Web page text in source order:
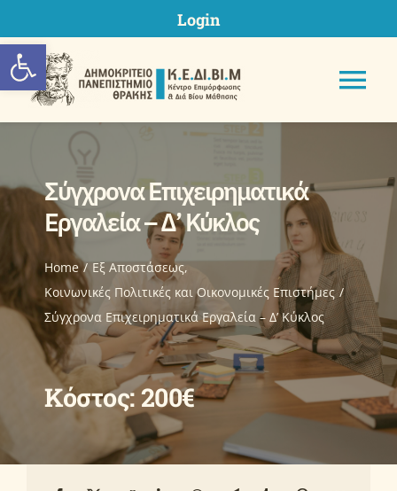
Ανοίξτε τη γραμμή εργαλείων
to
content
Login
ΚΕΔΙΒΙΜ ΔΠΘ
Προγράμματα
Υποβολή Πρότασης
Μητρώα
Σύγχρονα Επιχειρηματικά
Εργαλεία – Δ’ Κύκλος
Home
Eξ Aποστάσεως
Κοινωνικές Πολιτικές και Οικονομικές Επιστήμες
Σύγχρονα Επιχειρηματικά Εργαλεία – Δ’ Κύκλος
Κόστος: 200€